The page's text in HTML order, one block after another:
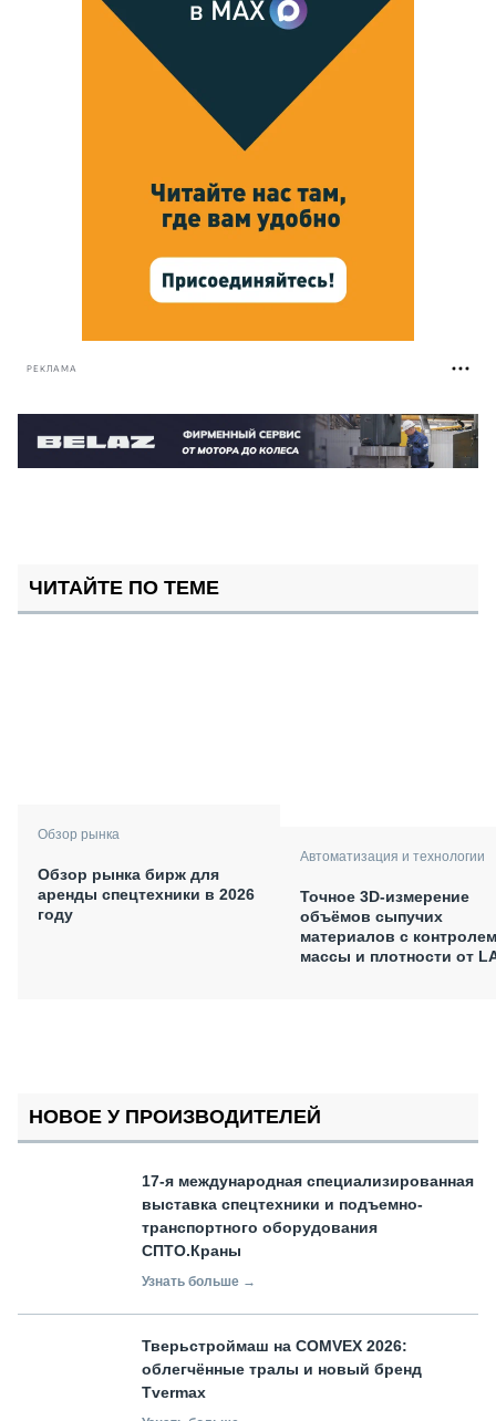
РЕКЛАМА
ЧИТАЙТЕ ПО ТЕМЕ
Обзор рынка
Обзор рынка бирж для
аренды спецтехники в 2026
году
Автоматизация и технологии
Точное 3D-измерение
объёмов сыпучих
материалов с контролем
массы и плотности от
НОВОЕ У ПРОИЗВОДИТЕЛЕЙ
17-я международная специализированная
выставка спецтехники и подъемно-
транспортного оборудования
СПТО.Краны
Узнать больше →
Тверьстроймаш на COMVEX 2026:
облегчённые тралы и новый бренд
Tvermax